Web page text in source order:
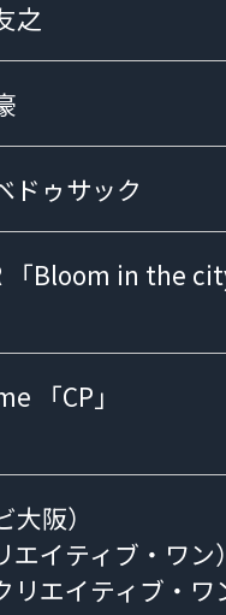
之
ドゥサック
「Bloom in the city
「CP」
大阪）
エイティブ・ワ
エイティブ・ワ